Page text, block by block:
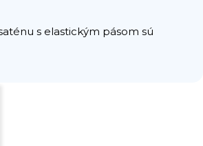
s elastickým pásom sú